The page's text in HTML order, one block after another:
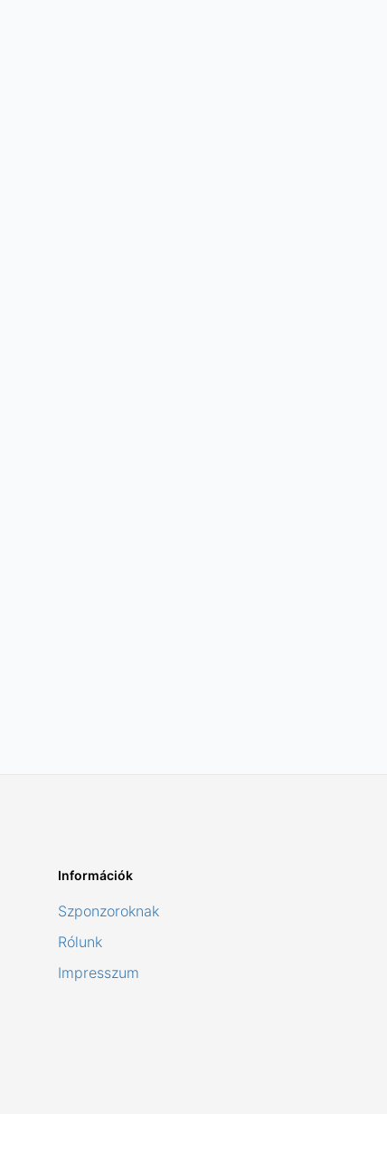
Információk
Szponzoroknak
Rólunk
Impresszum